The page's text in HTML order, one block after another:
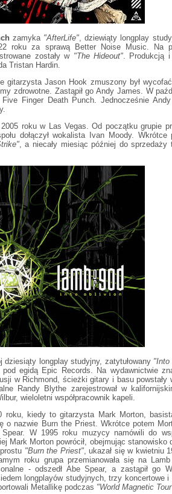
zamyka "AfterLife" , dziewiąty longplay
roku za sprawą Better Noise Music. Na
zostały w"The Hideout". Produkcją i
Tristan Hardin.
gitarzysta Jason Hook zmuszony był
zdrowotne. Zastąpił go Andy James. W
Finger Death Punch. Jednocześnie Andy
roku w Las Vegas. Od początku grupie
dołączył wokalista Ivan Moody. Wkrótce
, a niecały miesiąc później do sprzedaży
dziesiąty longplay studyjny, zatytułowany"Into
egidą Epic Records. Na wydawnictwie
w Richmond, ścieżki gitary i basu powstały
Randy Blythe zarejestrował w
wieloletni współpracownik kapeli.
roku, kiedy to gitarzysta Mark Morton,
o nazwie Burn the Priest. Wkrótce potem
W 1995 roku muzycy namówili do
Mark Morton powrócił, obejmując stanowisko
"Burn the Priest", ukazał się w kwietniu
roku grupa przemianowała się na
- odszedł Abe Spear, a zastąpił go
longplayów studyjnych, trzy koncertowe
Metallikę podczas "World Magnetic